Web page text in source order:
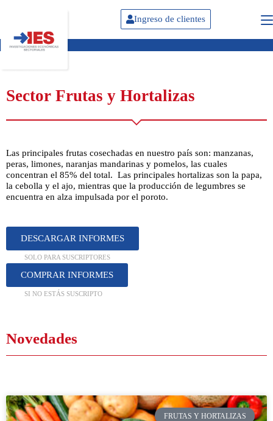
Ingreso de clientes
Sector Frutas y Hortalizas
Las principales frutas cosechadas en nuestro país son: manzanas,
peras, limones, naranjas mandarinas y pomelos, las cuales
concentran el 85% del total. Las principales hortalizas son la papa,
la cebolla y el ajo, mientras que la producción de legumbres se
encuentra en alza impulsada por el poroto.
DESCARGAR INFORMES
SOLO PARA SUSCRIPTORES
COMPRAR INFORMES
SI NO ESTÁS SUSCRIPTO
Novedades
FRUTAS Y HORTALIZAS